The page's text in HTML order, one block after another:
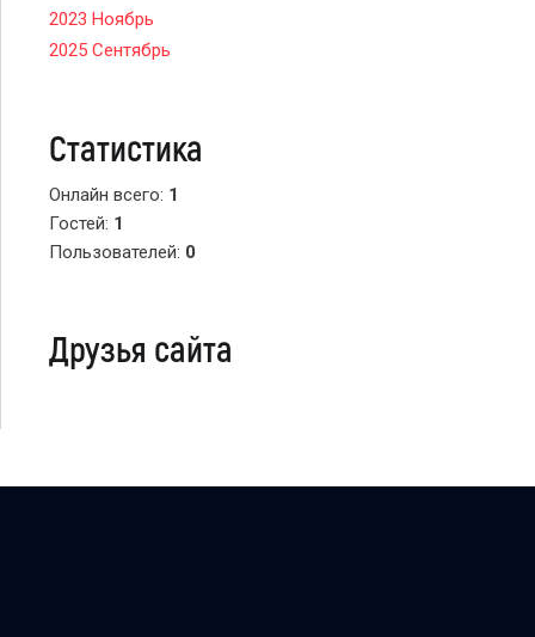
2023 Ноябрь
2025 Сентябрь
Статистика
Онлайн всего: 1
Гостей: 1
Пользователей: 0
Друзья сайта